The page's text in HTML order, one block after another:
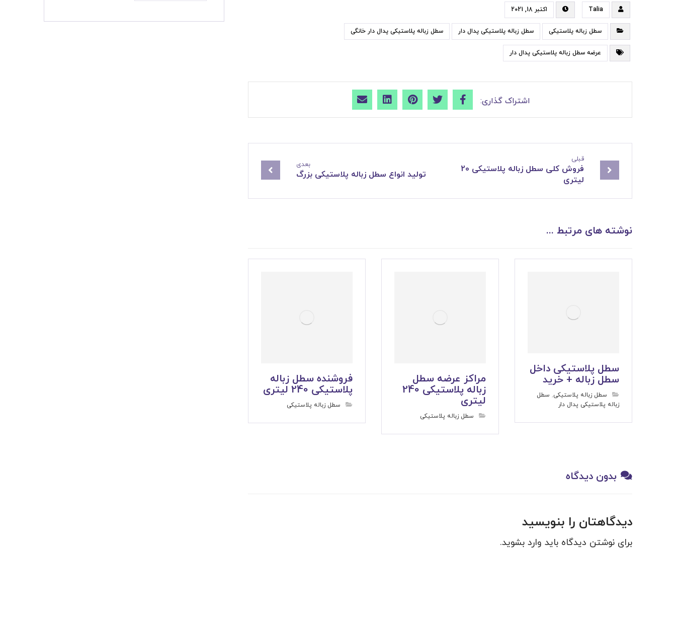
Talia اکتبر 18, 2021
سطل زباله پلاستیکی سطل زباله پلاستیکی پدال دار سطل زباله پلاستیکی پدال دار خانگی
عرضه سطل زباله پلاستیکی پدال دار
قبلی
فروش کلی سطل زباله پلاستیکی 20
لیتری
بعدی
تولید انواع سطل زباله پلاستیکی بزرگ
نوشته های مرتبط ...
سطل پلاستیکی داخل
سطل زباله + خرید
سطل زباله پلاستیکی, سطل
زباله پلاستیکی پدال دار
مراکز عرضه سطل
زباله پلاستیکی 240
لیتری
سطل زباله پلاستیکی
فروشنده سطل زباله
پلاستیکی 240 لیتری
سطل زباله پلاستیکی
بدون دیدگاه
دیدگاهتان را بنویسید
برای نوشتن دیدگاه باید وارد بشوید.